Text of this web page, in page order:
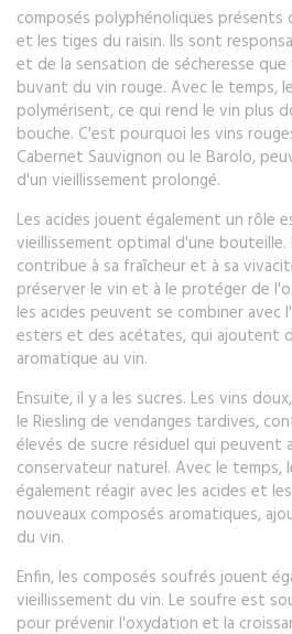
composés polyphénoliques présents
et les tiges du raisin. Ils sont
et de la sensation de sécheresse
buvant du vin rouge. Avec le temps,
polymérisent, ce qui rend le vin plus
bouche. C'est pourquoi les vins
Cabernet Sauvignon ou le Barolo,
d'un vieillissement prolongé.
Les acides jouent également un rôle
vieillissement optimal d'une
contribue à sa fraîcheur et à sa
préserver le vin et à le protéger de
les acides peuvent se combiner avec
esters et des acétates, qui ajoutent
aromatique au vin.
Ensuite, il y a les sucres. Les vins
le Riesling de vendanges tardives,
élevés de sucre résiduel qui peuvent
conservateur naturel. Avec le temps,
également réagir avec les acides et
nouveaux composés aromatiques,
du vin.
Enfin, les composés soufrés jouent
vieillissement du vin. Le soufre est
pour prévenir l'oxydation et la